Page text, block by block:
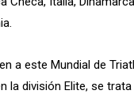
a este Mundial de
la división Elite, se trata